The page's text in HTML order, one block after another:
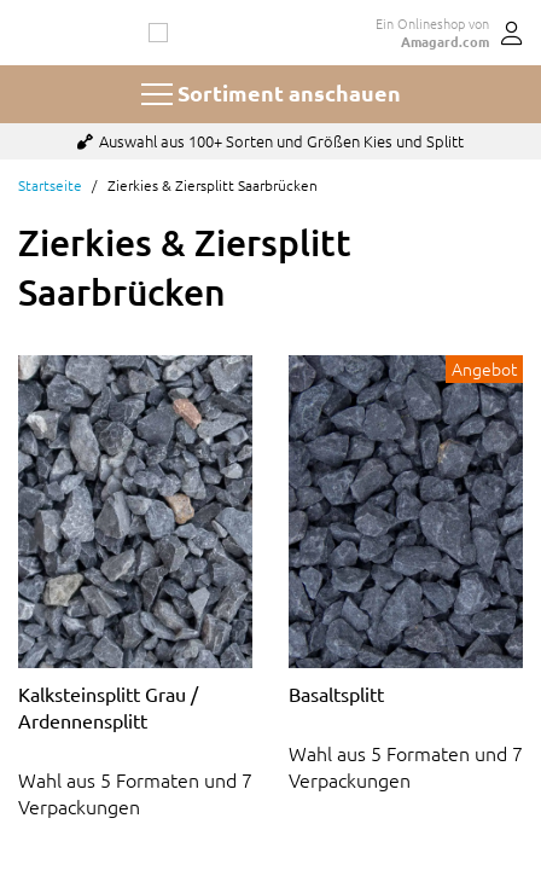
springen
Ein Onlineshop von
Amagard.com
Sortiment anschauen
Bezahlen mit u.a. Paypal, Karte oder auf Rechnung
Startseite Zierkies & Ziersplitt Saarbrücken
Zierkies & Ziersplitt
Saarbrücken
Kalksteinsplitt Grau /
Ardennensplitt
Wahl aus 5 Formaten und 7
Verpackungen
Angebot
Basaltsplitt
Wahl aus 5 Formaten und 7
Verpackungen